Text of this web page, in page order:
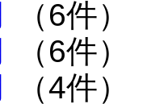
（6件）
（6件）
（4件）